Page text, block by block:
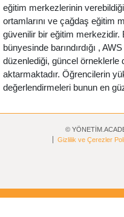
eğitim merkezlerinin
ortamlarını ve çağdaş eğitim
güvenilir bir eğitim
bünyesinde barındırdığı ,
düzenlediği, güncel örneklerle
aktarmaktadır. Öğrencilerin
değerlendirmeleri bunun en
©
Gizlilik ve Çerezler